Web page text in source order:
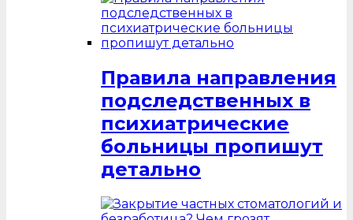
Правила направления
подследственных в
психиатрические
больницы пропишут
детально